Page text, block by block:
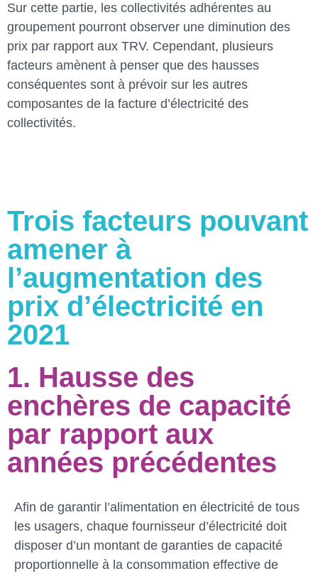
Sur cette partie, les collectivités adhérentes au
groupement pourront observer une diminution des
prix par rapport aux TRV. Cependant, plusieurs
facteurs amènent à penser que des hausses
conséquentes sont à prévoir sur les autres
composantes de la facture d’électricité des
collectivités.
Trois facteurs pouvant
amener à
l’augmentation des
prix d’électricité en
2021
1. Hausse des
enchères de capacité
par rapport aux
années précédentes
Afin de garantir l’alimentation en électricité de tous
les usagers, chaque fournisseur d’électricité doit
disposer d’un montant de garanties de capacité
proportionnelle à la consommation effective de